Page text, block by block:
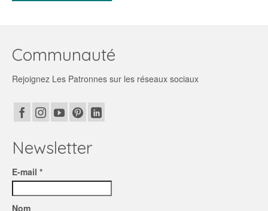
Communauté
Rejoignez Les Patronnes sur les réseaux sociaux
Newsletter
E-mail *
Nom